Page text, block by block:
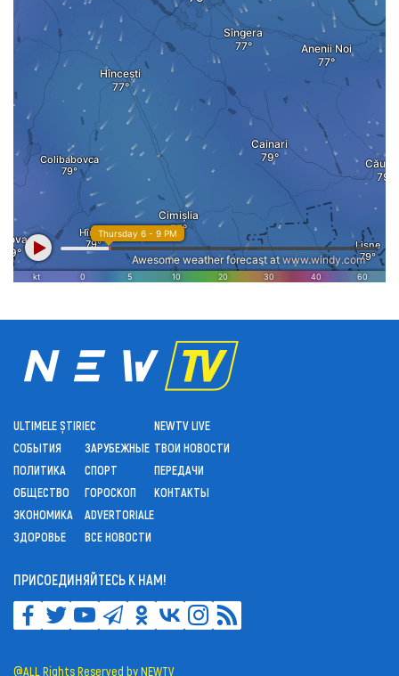
ULTIMELE ȘTIRI
СОБЫТИЯ
ПОЛИТИКА
ОБЩЕСТВО
ЭКОНОМИКА
ЗДОРОВЬЕ
ЕС
ЗАРУБЕЖНЫЕ
СПОРТ
ГОРОСКОП
ADVERTORIALE
ВСЕ НОВОСТИ
NEWTV LIVE
ТВОИ НОВОСТИ
ПЕРЕДАЧИ
КОНТАКТЫ
ПРИСОЕДИНЯЙТЕСЬ К НАМ!
@ALL Rights Reserved by NEWTV